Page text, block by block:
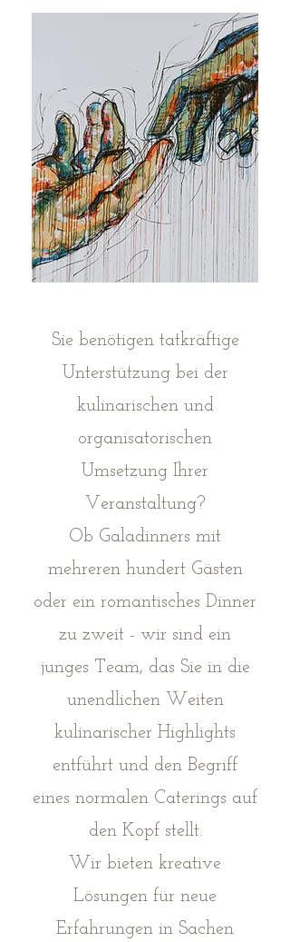
Sie benötigen tatkräftige
Unterstützung bei der
kulinarischen und
organisatorischen
Umsetzung Ihrer
Veranstaltung?
Ob Galadinners mit
mehreren hundert Gästen
oder ein romantisches Dinner
zu zweit - wir sind ein
junges Team, das Sie in die
unendlichen Weiten
kulinarischer Highlights
entführt und den Begriff
eines normalen Caterings auf
den Kopf stellt.
Wir bieten kreative
Lösungen für neue
Erfahrungen in Sachen